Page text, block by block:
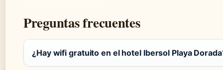
Preguntas frecuentes
¿Hay wifi gratuito en el hotel Ibersol Playa